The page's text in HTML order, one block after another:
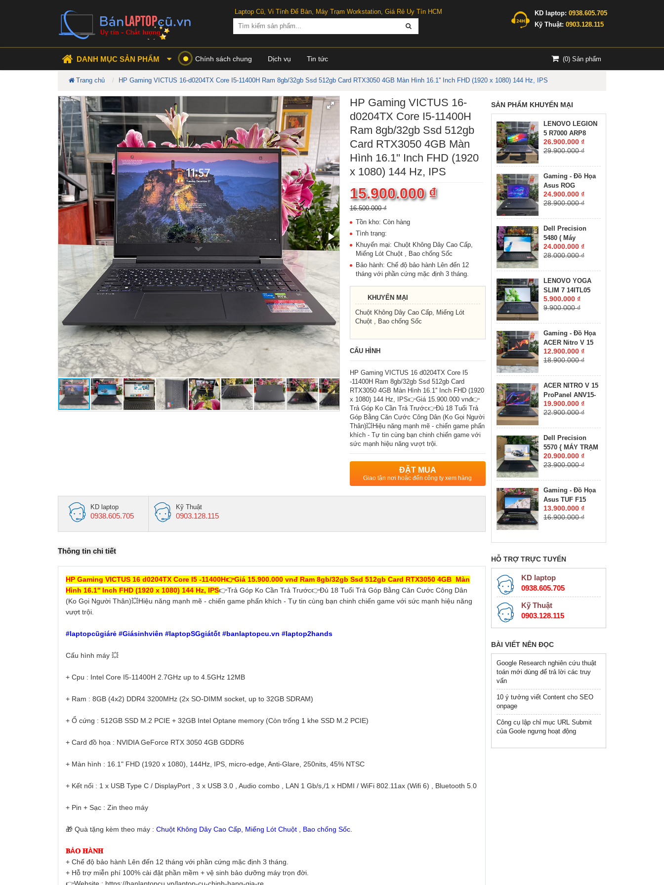
Laptop Cũ, Vi Tính Để Bàn, Máy Trạm Workstation, Giá Rẻ Uy Tín HCM KD laptop:0938.605.705
Kỹ Thuật:0903.128.115
DANH MỤC SẢN PHẨM Chính sách chung Dịch vụ Tin tức (0) Sản phẩm
Trang chủ HP Gaming VICTUS 16-d0204TX Core I5-11400H Ram 8gb/32gb Ssd 512gb Card RTX3050 4GB Màn Hình 16.1'' Inch FHD (1920 x 1080) 144 Hz, IPS
SẢN PHẨM KHUYẾN MẠI
LENOVO LEGION
5 R7000 ARP8
RYZEN 7-7735H
RAM 16GG SSD
HÌNH : 15.6'' 15.6"
WQHD 165Hz
26.900.000 ₫
29.900.000 ₫
Gaming - Đồ Họa
Asus ROG
Zephyrus M16
GU603ZW CORE
RTX 3070 Ti 8GB
GDDR6 MÀN HÌNH
: 16.0'' Inch
24.900.000 ₫
28.900.000 ₫
Dell Precision
5480 ( Máy
LikeNew-CHUYÊN
ĐỒ HỌA GIÁ RẺ
512GB RTX A1000
6GB MÀN HÌNH :
14″ FHD IPS 60Hz
24.000.000 ₫
28.000.000 ₫
LENOVO YOGA
SLIM 7 14ITL05
RAM 8GB SSD
512GB MÀN HÌNH :
5.900.000 ₫
9.900.000 ₫
Gaming - Đồ Họa
ACER Nitro V 15
ANV15-41-R2UP
Máy LikeNew-Bảo
16GB SSD 512GB
RTX 2050 4GB
GDDR6 MÀN HÌNH
12.900.000 ₫
18.900.000 ₫
ACER NITRO V 15
ProPanel ANV15-
41-R7CR Máy
LikeNew-Còn Bảo
16GB SSD 512GB
RTX 4050 6GB
GDDR6 VRAM
15.6''IPS 180Hz.
19.900.000 ₫
22.900.000 ₫
Dell Precision
5570 { MÁY TRẠM
ĐỒ HỌA GIÁ RẺ }
CORE I7-12800H
Quadro RTX
A1000 4GB GDDR6
MÀN HÌNH : 15.6″
20.900.000 ₫
23.900.000 ₫
Gaming - Đồ Họa
Asus TUF F15
FX506HC-HN144W
CORE I5-11400H
15.6″ 144Hz
13.900.000 ₫
16.900.000 ₫
HỖ TRỢ TRỰC TUYẾN
KD laptop
0938.605.705
Kỹ Thuật
0903.128.115
BÀI VIẾT NÊN ĐỌC
Google Research nghiên cứu thuật
toán mới dùng để trả lời các truy
vấn
10 ý tưởng viết Content cho SEO
onpage
Công cụ lập chỉ mục URL Submit
của Goole ngưng hoạt động
HP Gaming VICTUS 16-
d0204TX Core I5-11400H
Ram 8gb/32gb Ssd 512gb
Card RTX3050 4GB Màn
Hình 16.1'' Inch FHD (1920
x 1080) 144 Hz, IPS
15.900.000 ₫
16.500.000 ₫
Tồn kho: Còn hàng
Tình trạng:
Khuyến mại: Chuột Không Dây Cao Cấp,
Miếng Lót Chuột , Bao chống Sốc
Bảo hành: Chế độ bảo hành Lên đến 12
tháng với phần cứng mặc định 3 tháng.
KHUYẾN MẠI
Chuột Không Dây Cao Cấp, Miếng Lót
Chuột , Bao chống Sốc
CẤU HÌNH
HP Gaming VICTUS 16 d0204TX Core I5
-11400H Ram 8gb/32gb Ssd 512gb Card
RTX3050 4GB Màn Hình 16.1'' Inch FHD (1920
x 1080) 144 Hz, IPS👉Giá 15.900.000 vnđ👉
Trả Góp Ko Cần Trả Trước👉Đủ 18 Tuổi Trả
Góp Bằng Căn Cước Công Dân (Ko Gọi Người
Thân)💥Hiệu năng mạnh mẽ - chiến game phấn
khích - Tự tin cùng bạn chinh chiến game với
sức mạnh hiệu năng vượt trội.
ĐẶT MUA
Giao tận nơi hoặc đến công ty xem hàng
KD laptop
0938.605.705
Kỹ Thuật
0903.128.115
Thông tin chi tiết
HP Gaming VICTUS 16 d0204TX Core I5 -11400H👉Giá 15.900.000 vnđ Ram 8gb/32gb Ssd 512gb Card RTX3050 4GB Màn
Hình 16.1'' Inch FHD (1920 x 1080) 144 Hz, IPS👉Trả Góp Ko Cần Trả Trước👉Đủ 18 Tuổi Trả Góp Bằng Căn Cước Công Dân
(Ko Gọi Người Thân)💥Hiệu năng mạnh mẽ - chiến game phấn khích - Tự tin cùng bạn chinh chiến game với sức mạnh hiệu năng
vượt trội.
#laptopcũgiárẻ #Giásinhviên #laptopSGgiátốt #banlaptopcu.vn #laptop2hands
Cấu hình máy 💥
+ Cpu : Intel Core I5-11400H 2.7GHz up to 4.5GHz 12MB
+ Ram : 8GB (4x2) DDR4 3200MHz (2x SO-DIMM socket, up to 32GB SDRAM)
+ Ổ cứng : 512GB SSD M.2 PCIE + 32GB Intel Optane memory (Còn trống 1 khe SSD M.2 PCIE)
+ Card đồ họa : NVIDIA GeForce RTX 3050 4GB GDDR6
+ Màn hình : 16.1" FHD (1920 x 1080), 144Hz, IPS, micro-edge, Anti-Glare, 250nits, 45% NTSC
+ Kết nối : 1 x USB Type C / DisplayPort , 3 x USB 3.0 , Audio combo , LAN 1 Gb/s,/1 x HDMI / WiFi 802.11ax (Wifi 6) , Bluetooth 5.0
+ Pin + Sạc : Zin theo máy
🎁 Quà tặng kèm theo máy : Chuột Không Dây Cao Cấp, Miếng Lót Chuột , Bao chống Sốc.
𝐁Ả𝐎 𝐇À𝐍𝐇
+ Chế độ bảo hành Lên đến 12 tháng với phần cứng mặc định 3 tháng.
+ Hỗ trợ miễn phí 100% cài đặt phần mềm + vệ sinh bảo dưỡng máy trọn đời.